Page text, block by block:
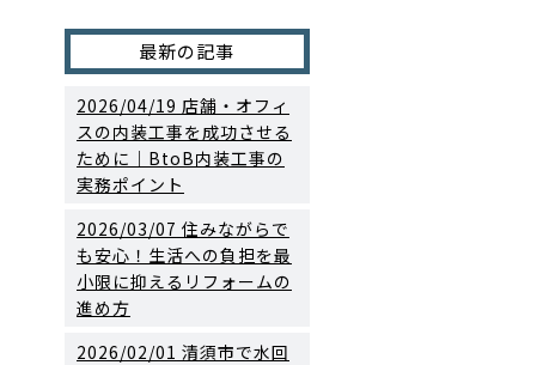
最新の記事
2026/04/19 店舗・オフィ
スの内装工事を成功させる
ために｜BtoB内装工事の
実務ポイント
2026/03/07 住みながらで
も安心！生活への負担を最
小限に抑えるリフォームの
進め方
2026/02/01 清須市で水回